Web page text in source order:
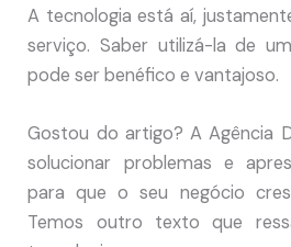
A tecnologia está aí,
serviço. Saber utilizá-la de
pode ser benéfico e vantajoso.
Gostou do artigo? A Agência
solucionar problemas e
para que o seu negócio
Temos outro texto que